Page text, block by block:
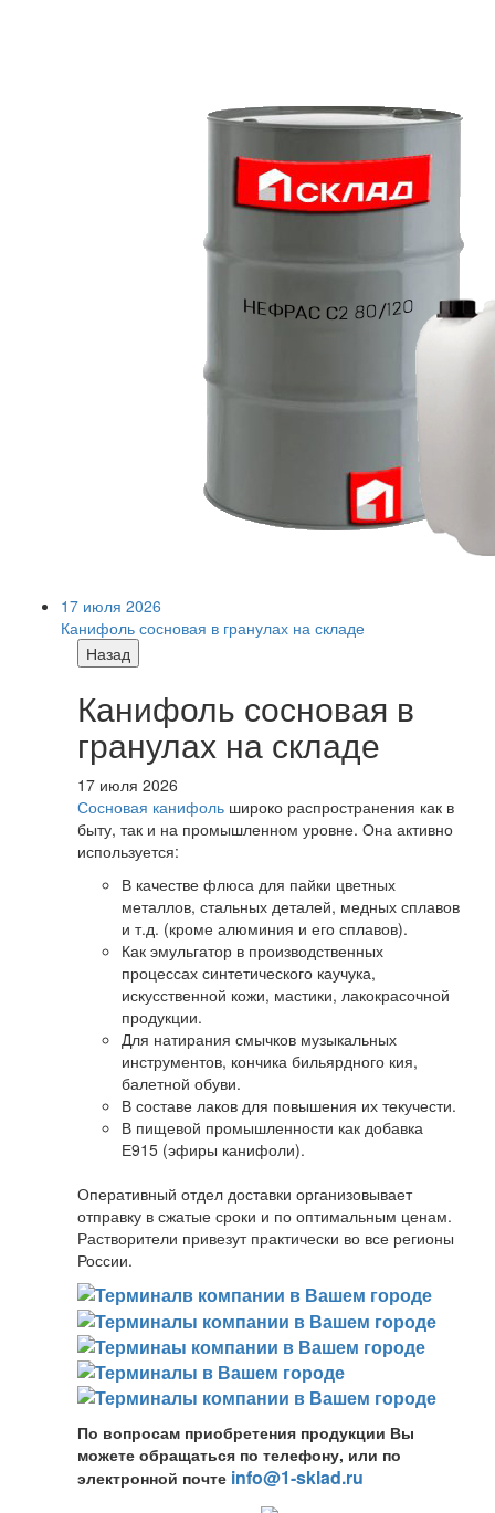
17 июля 2026
Канифоль сосновая в гранулах на складе
Назад
Канифоль сосновая в
гранулах на складе
17 июля 2026
Сосновая канифоль широко распространения как в
быту, так и на промышленном уровне. Она активно
используется:
В качестве флюса для пайки цветных
металлов, стальных деталей, медных сплавов
и т.д. (кроме алюминия и его сплавов).
Как эмульгатор в производственных
процессах синтетического каучука,
искусственной кожи, мастики, лакокрасочной
продукции.
Для натирания смычков музыкальных
инструментов, кончика бильярдного кия,
балетной обуви.
В составе лаков для повышения их текучести.
В пищевой промышленности как добавка
Е915 (эфиры канифоли).
Оперативный отдел доставки организовывает
отправку в сжатые сроки и по оптимальным ценам.
Растворители привезут практически во все регионы
России.
По вопросам приобретения продукции Вы
можете обращаться по телефону, или по
электронной почте info@1-sklad.ru